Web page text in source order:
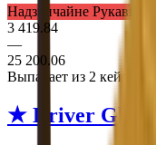
Надзвичайне Рукавички
3 419.84
—
25 200.06
Выпадает из 2 кейсів
★ Driver